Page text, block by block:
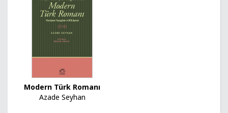
Modern Türk Romanı
Azade Seyhan